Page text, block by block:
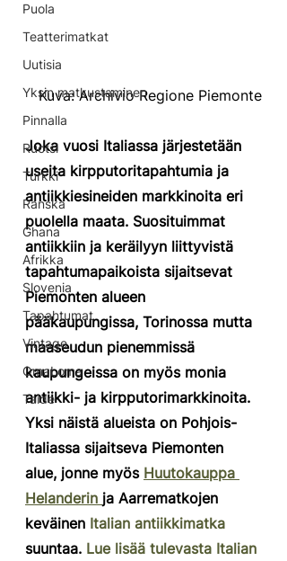
Puola
Teatterimatkat
Uutisia
Yksin matkustaminen
Pinnalla
Ruotsi
Turkki
Ranska
Ghana
Afrikka
Slovenia
Tapahtumat
Vintage
OmaLoma
Taide
Kuva: Archivio Regione Piemonte
Joka vuosi Italiassa järjestetään
useita kirpputoritapahtumia ja
antiikkiesineiden markkinoita eri
puolella maata. Suosituimmat
antiikkiin ja keräilyyn liittyvistä
tapahtumapaikoista sijaitsevat
Piemonten alueen
pääkaupungissa, Torinossa mutta
maaseudun pienemmissä
kaupungeissa on myös monia
antiikki- ja kirpputorimarkkinoita.
Yksi näistä alueista on Pohjois-
Italiassa sijaitseva Piemonten
alue, jonne myös Huutokauppa
Helanderin ja Aarrematkojen
keväinen Italian antiikkimatka
suuntaa. Lue lisää tulevasta Italian